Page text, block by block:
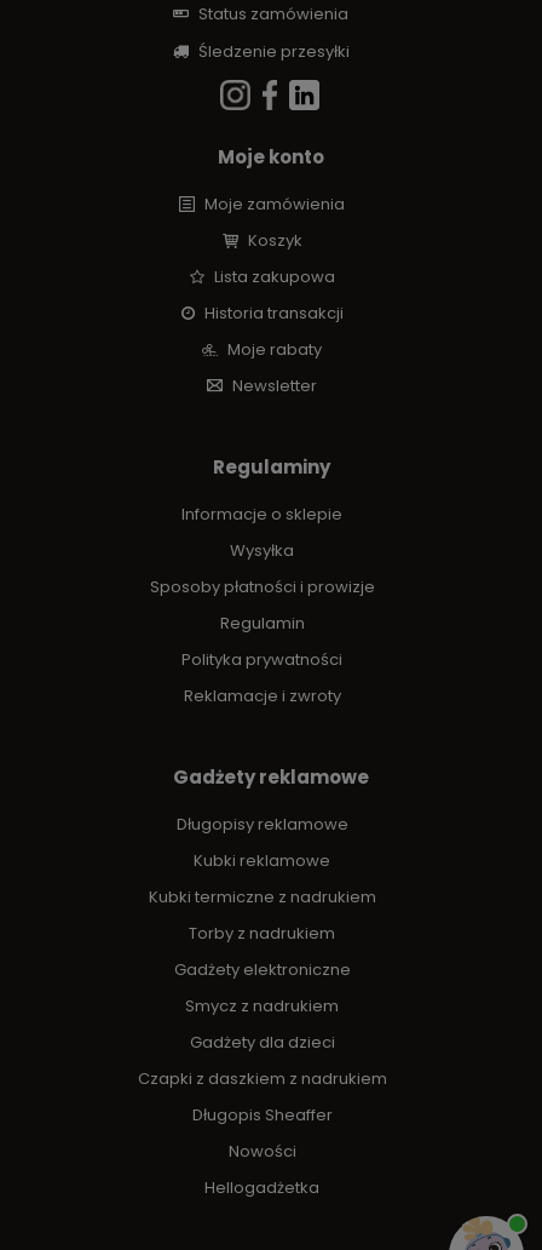
Status zamówienia
Śledzenie przesyłki
Moje konto
Moje zamówienia
Koszyk
Lista zakupowa
Historia transakcji
Moje rabaty
Newsletter
Regulaminy
Informacje o sklepie
Wysyłka
Sposoby płatności i prowizje
Regulamin
Polityka prywatności
Reklamacje i zwroty
Gadżety reklamowe
Długopisy reklamowe
Kubki reklamowe
Kubki termiczne z nadrukiem
Torby z nadrukiem
Gadżety elektroniczne
Smycz z nadrukiem
Gadżety dla dzieci
Czapki z daszkiem z nadrukiem
Długopis Sheaffer
Nowości
Hellogadżetka